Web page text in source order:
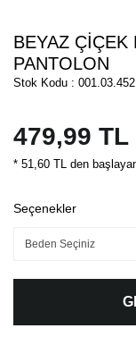
BEYAZ ÇİÇEK
PANTOLON
Stok Kodu : 001.03.452
479,99 TL
* 51,60 TL den
Seçenekler